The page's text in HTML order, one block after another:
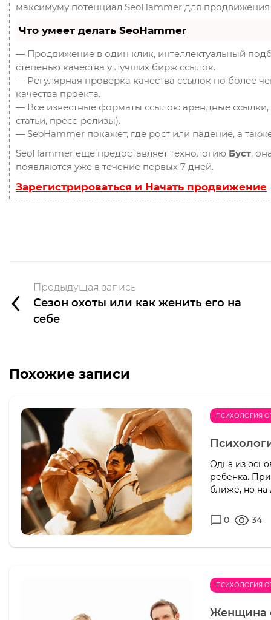
максимуму потенциал SeoHammer для продвижения
Что умеет делать SeoHammer
— Продвижение в один клик, интеллектуальный
степенью качества у лучших бирж ссылок.
— Регулярная проверка качества ссылок по более
качества проекта.
— Все известные форматы ссылок: арендные
статьи, пресс-релизы).
— SeoHammer покажет, где рост или падение, а
SeoHammer еще предоставляет технологию Буст,
появляются уже в течение первых 7 дней.
Зарегистрироваться и Начать продвижение
Предыдущая запись
Сезон охоты или как женить его на
себе
Похожие записи
ПСИХОЛОГИЯ
Одна из
ребенка.
ближе, но на
0 34
ПСИХОЛОГИЯ
Женщина